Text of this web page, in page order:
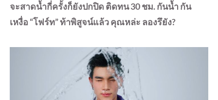
จะสาดน้ำกี่ครั้งก็ยังปกปิด ติดทน 30 ชม. กันน้ำ กัน
เหงื่อ “โฟร์ท” ท้าพิสูจน์แล้ว คุณหล่ะ ลองรึยัง?